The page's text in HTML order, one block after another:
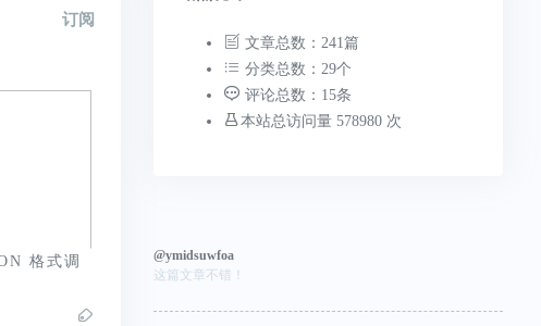
订阅
格式调
文章总数：241篇
分类总数：29个
评论总数：15条
本站总访问量 578980 次
@ymidsuwfoa
这篇文章不错！